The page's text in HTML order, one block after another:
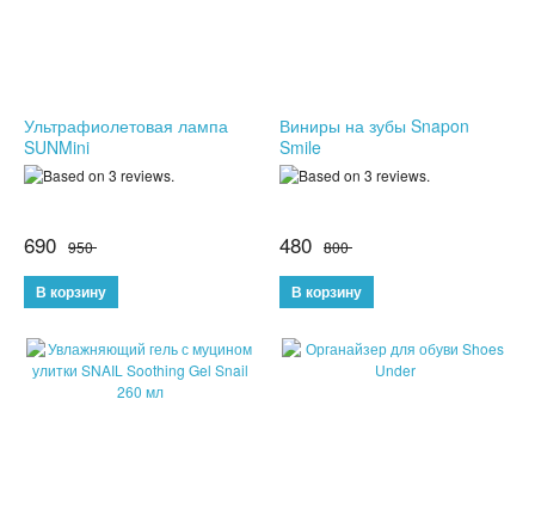
РАЗВИВАЮЩИЕ ИГРУШКИ
ИГРУШКИ ДЛЯ ДЕВОЧЕК
Ультрафиолетовая лампа
SUNMini
690 950
Виниры на зубы Snapon
Smile
480 800